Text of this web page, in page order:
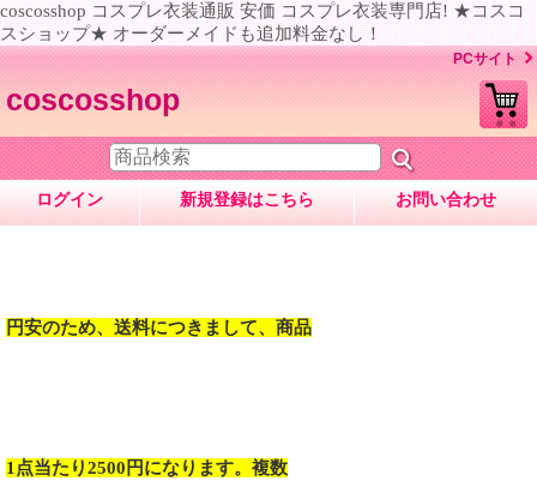
coscosshop コスプレ衣装通販 安価 コスプレ衣装専門店! ★コスコ
スショップ★ オーダーメイドも追加料金なし！
PCサイト
coscosshop
ログイン 新規登録はこちら お問い合わせ
円安のため、送料につきまして、商品
1点当たり2500円になります。複数